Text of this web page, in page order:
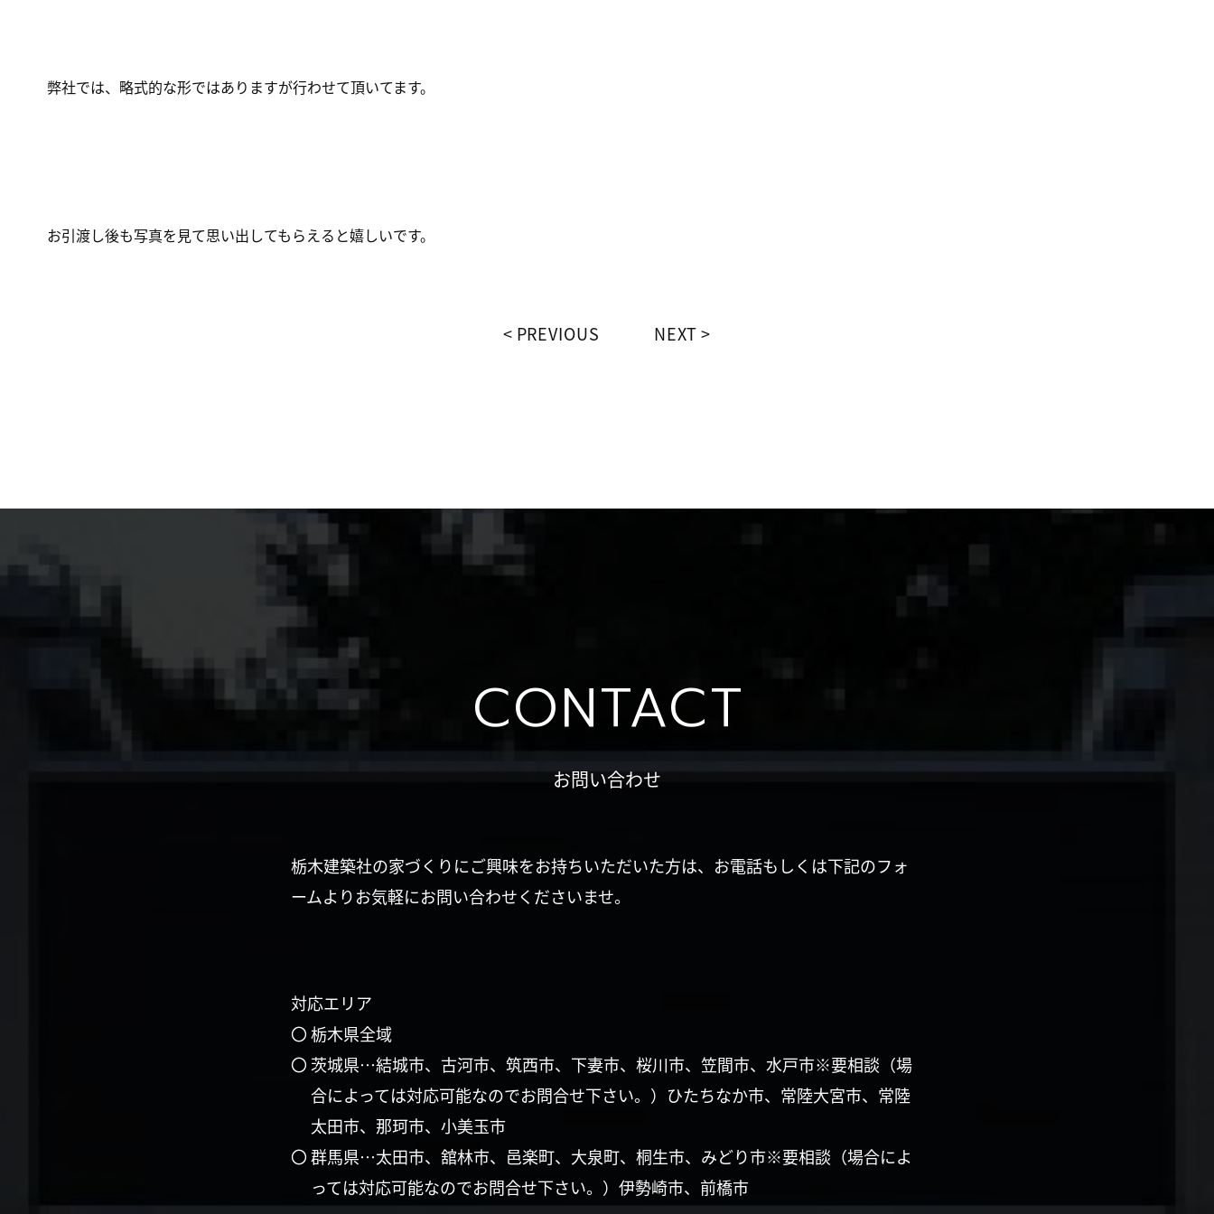
弊社では、略式的な形ではありますが行わせて頂いてます。
お引渡し後も写真を見て思い出してもらえると嬉しいです。
PREVIOUS NEXT
CONTACT
お問い合わせ
栃木建築社の家づくりにご興味をお持ちいただいた方は、お電話もしくは下記のフォ
ームよりお気軽にお問い合わせくださいませ。
対応エリア
〇 栃木県全域
〇 茨城県…結城市、古河市、筑西市、下妻市、桜川市、笠間市、水戸市※要相談（場
合によっては対応可能なのでお問合せ下さい。）ひたちなか市、常陸大宮市、常陸
太田市、那珂市、小美玉市
〇 群馬県…太田市、舘林市、邑楽町、大泉町、桐生市、みどり市※要相談（場合によ
っては対応可能なのでお問合せ下さい。）伊勢崎市、前橋市